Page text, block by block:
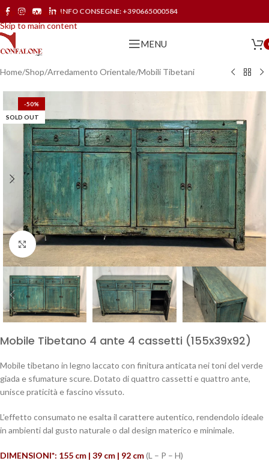
Skip to navigation
Skip to main content
INFO CONSEGNE: +390665000584
MENU
Home/Shop/Arredamento Orientale/Mobili Tibetani
-50%
SOLD OUT
Click to enlarge
Mobile Tibetano 4 ante 4 cassetti (155x39x92)
Mobile tibetano in legno laccato con finitura anticata nei toni del verde
giada e sfumature scure. Dotato di quattro cassetti e quattro ante,
unisce praticità e fascino vissuto.
L’effetto consumato ne esalta il carattere autentico, rendendolo ideale
in ambienti dal gusto naturale o dal design materico e minimale.
DIMENSIONI*: 155 cm | 39 cm | 92 cm(L – P – H)